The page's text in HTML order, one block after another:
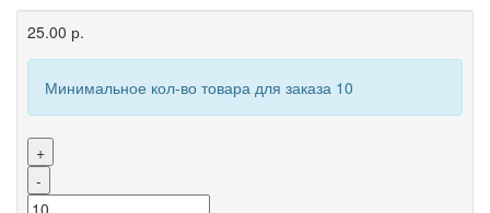
25.00 р.
Минимальное кол-во товара для заказа 10
+
-